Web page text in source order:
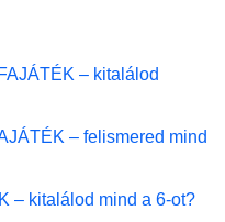
– kitalálod
– felismered mind
– kitalálod mind a 6-ot?